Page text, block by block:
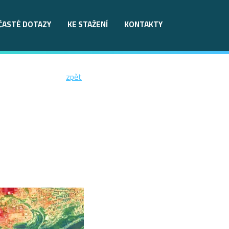
DOTAZY KE STAŽENÍ KONTAKTY
zpět